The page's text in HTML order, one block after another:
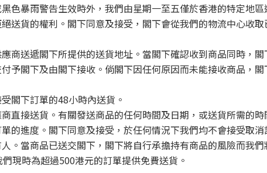
色暴雨警告生效時外，我們由星期一至五僅於香港的特定地
送貨的權利。閣下同意及接受，閣下會從我們的物流中心收
商送遞閣下所提供的送貨地址。當閣下確認收到商品同時，
予閣下及由閣下接收。倘閣下因任何原因而未能接收商品，
閣下訂單的48小時內送貨。
直接送貨。有關發送商品的任何時間及日期，或送貨所需的
的進度。閣下同意及接受，於任何情況下我們均不會接受取消
。當商品已送交閣下，閣下將自行承擔持有商品的風險而我
現時為超過500港元的訂單提供免費送貨。